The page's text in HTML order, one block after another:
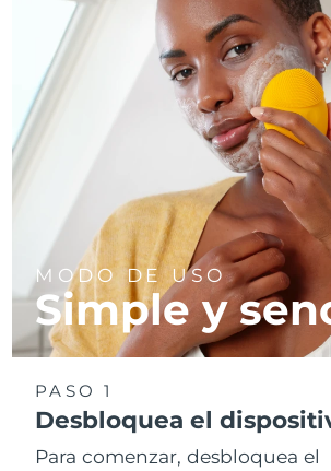
MODO DE USO
Simple y
PASO 1
Desbloquea el
Para comenzar, desbloquea el